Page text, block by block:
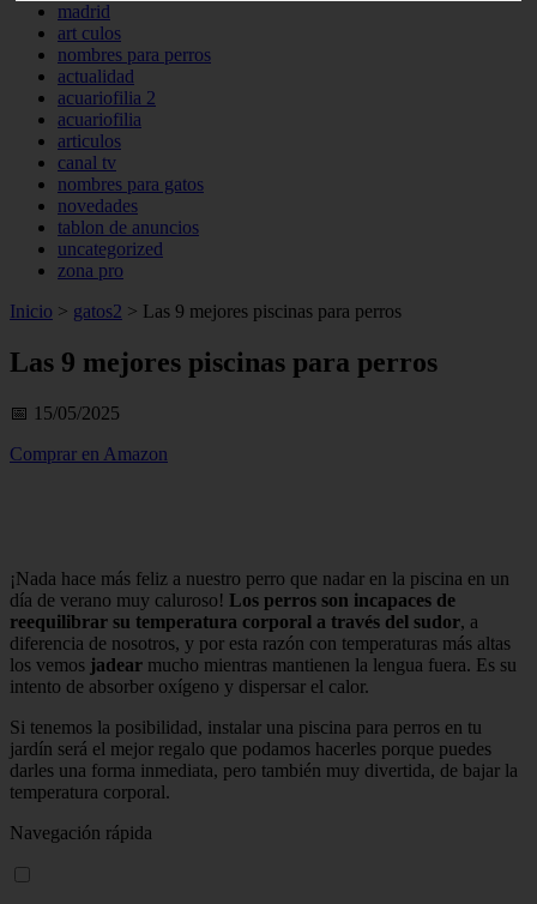
madrid
art culos
nombres para perros
actualidad
acuariofilia 2
acuariofilia
articulos
canal tv
nombres para gatos
novedades
tablon de anuncios
uncategorized
zona pro
Inicio > gatos2 > Las 9 mejores piscinas para perros
Las 9 mejores piscinas para perros
📅 15/05/2025
Comprar en Amazon
¡Nada hace más feliz a nuestro perro que nadar en la piscina en un
día de verano muy caluroso! Los perros son incapaces de
reequilibrar su temperatura corporal a través del sudor, a
diferencia de nosotros, y por esta razón con temperaturas más altas
los vemos jadear mucho mientras mantienen la lengua fuera. Es su
intento de absorber oxígeno y dispersar el calor.
Si tenemos la posibilidad, instalar una piscina para perros en tu
jardín será el mejor regalo que podamos hacerles porque puedes
darles una forma inmediata, pero también muy divertida, de bajar la
temperatura corporal.
Navegación rápida